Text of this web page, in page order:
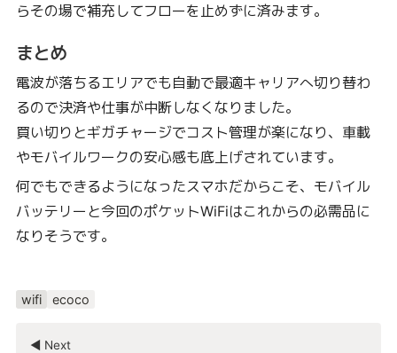
らその場で補充してフローを止めずに済みます。
まとめ
電波が落ちるエリアでも自動で最適キャリアへ切り替わ
るので決済や仕事が中断しなくなりました。
買い切りとギガチャージでコスト管理が楽になり、車載
やモバイルワークの安心感も底上げされています。
何でもできるようになったスマホだからこそ、モバイル
バッテリーと今回のポケットWiFiはこれからの必需品に
なりそうです。
wifi ecoco
◀︎ Next